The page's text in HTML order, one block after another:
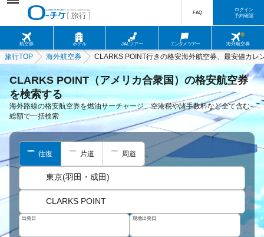
航空券 ホテル JALツアー エンタメツアー 海外航空券
FAQ
ログイン
予約確認
旅行TOP 海外航空券 CLARKS POINT行きの格安海外航空券、最安値カレ
CLARKS POINT（アメリカ合衆国）の格安航空券
を検索する
海外路線の格安航空券を燃油サーチャージ、空港税や諸手数料など全て含む
総額で一括検索
往復 片道 周遊
東京(羽田・成田)
CLARKS POINT
出発日 現地出発日